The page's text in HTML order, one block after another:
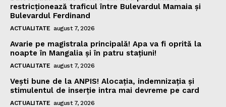
restricționează traficul între Bulevardul Mamaia și
Bulevardul Ferdinand
ACTUALITATE august 7, 2026
Avarie pe magistrala principală! Apa va fi oprită la
noapte în Mangalia și în patru stațiuni!
ACTUALITATE august 7, 2026
Vești bune de la ANPIS! Alocația, indemnizația și
stimulentul de inserție intra mai devreme pe card
ACTUALITATE august 7, 2026